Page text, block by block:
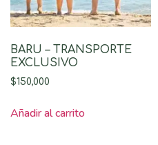
BARU – TRANSPORTE
EXCLUSIVO
$150,000
Añadir al carrito